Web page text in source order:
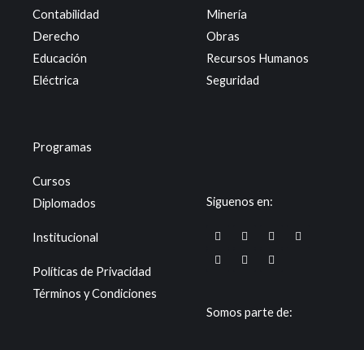
Contabilidad
Derecho
Educación
Eléctrica
Minería
Obras
Recursos Humanos
Seguridad
Programas
Cursos
Diplomados
Institucional
Políticas de Privacidad
Términos y Condiciones
Siguenos en:
F
a
c
e
k
W
h
a
t
p
I
n
s
t
a
m
Y
o
X
-
t
w
e
r
T
i
k
t
L
i
n
k
n
Somos parte de: